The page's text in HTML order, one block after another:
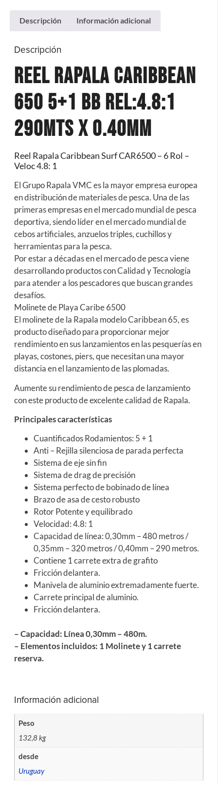
Descripción Información adicional
Descripción
REEL RAPALA CARIBBEAN
650 5+1 BB REL:4.8:1
290MTS X 0.40MM
Reel Rapala Caribbean Surf CAR6500 – 6 Rol –
Veloc 4.8: 1
El Grupo Rapala VMC es la mayor empresa europea
en distribución de materiales de pesca. Una de las
primeras empresas en el mercado mundial de pesca
deportiva, siendo líder en el mercado mundial de
cebos artificiales, anzuelos triples, cuchillos y
herramientas para la pesca.
Por estar a décadas en el mercado de pesca viene
desarrollando productos con Calidad y Tecnología
para atender a los pescadores que buscan grandes
desafíos.
Molinete de Playa Caribe 6500
El molinete de la Rapala modelo Caribbean 65, es
producto diseñado para proporcionar mejor
rendimiento en sus lanzamientos en las pesquerías en
playas, costones, piers, que necesitan una mayor
distancia en el lanzamiento de las plomadas.
Aumente su rendimiento de pesca de lanzamiento
con este producto de excelente calidad de Rapala.
Principales características
Cuantificados Rodamientos: 5 + 1
Anti – Rejilla silenciosa de parada perfecta
Sistema de eje sin fin
Sistema de drag de precisión
Sistema perfecto de bobinado de línea
Brazo de asa de cesto robusto
Rotor Potente y equilibrado
Velocidad: 4.8: 1
Capacidad de línea: 0,30mm – 480 metros /
0,35mm – 320 metros / 0,40mm – 290 metros.
Contiene 1 carrete extra de grafito
Fricción delantera.
Manivela de aluminio extremadamente fuerte.
Carrete principal de aluminio.
Fricción delantera.
– Capacidad: Línea 0,30mm – 480m.
– Elementos incluidos: 1 Molinete y 1 carrete
reserva.
Información adicional
Peso
132,8 kg
desde
Uruguay